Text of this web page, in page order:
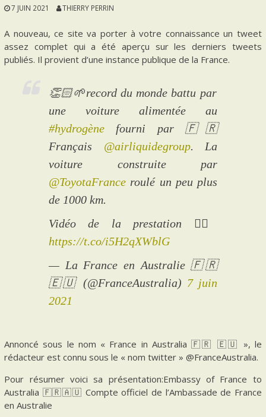
7 JUIN 2021 THIERRY PERRIN
A nouveau, ce site va porter à votre connaissance un tweet
assez complet qui a été aperçu sur les derniers tweets
publiés. Il provient d’une instance publique de la France.
👏🏻🌱record du monde battu par
une voiture alimentée au
#hydrogène fourni par 🇫🇷
Français @airliquidegroup. La
voiture construite par
@ToyotaFrance roulé un peu plus
de 1000 km.
Vidéo de la prestation 👇🏻
https://t.co/i5H2qXWblG
— La France en Australie 🇫🇷
🇪🇺 (@FranceAustralia) 7 juin
2021
Annoncé sous le nom « France in Australia 🇫🇷 🇪🇺 », le
rédacteur est connu sous le « nom twitter » @FranceAustralia.
Pour résumer voici sa présentation:Embassy of France to
Australia 🇫🇷🇦🇺 Compte officiel de l’Ambassade de France
en Australie